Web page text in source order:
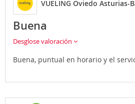
VUELING Oviedo Asturias-
Buena
Desglose valoración
Buena, puntual en horario y el